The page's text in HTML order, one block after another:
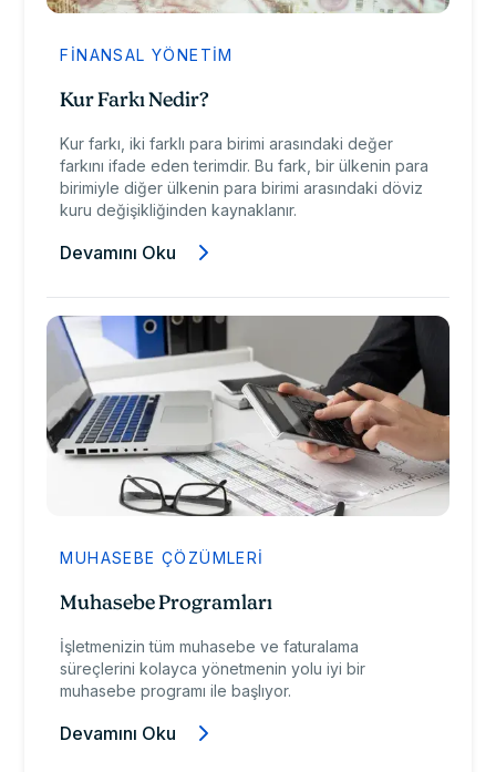
FINANSAL YÖNETIM
Kur Farkı Nedir?
Kur farkı, iki farklı para birimi arasındaki değer
farkını ifade eden terimdir. Bu fark, bir ülkenin para
birimiyle diğer ülkenin para birimi arasındaki döviz
kuru değişikliğinden kaynaklanır.
Devamını Oku
MUHASEBE ÇÖZÜMLERI
Muhasebe Programları
İşletmenizin tüm muhasebe ve faturalama
süreçlerini kolayca yönetmenin yolu iyi bir
muhasebe programı ile başlıyor.
Devamını Oku